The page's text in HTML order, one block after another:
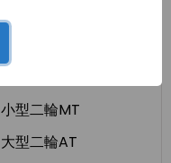
小型二輪MT
大型二輪AT